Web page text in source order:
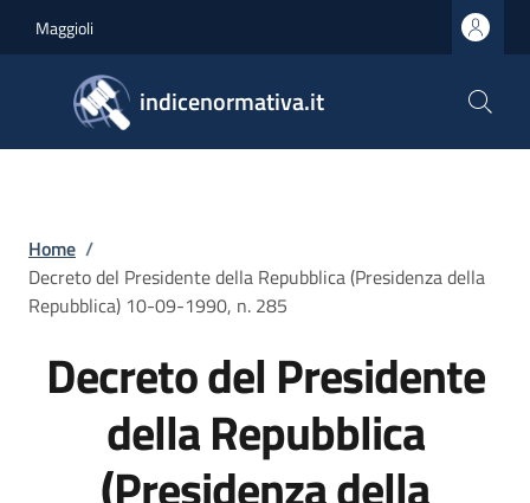
Maggioli
indicenormativa.it
Briciole di pane
Home /
Decreto del Presidente della Repubblica (Presidenza della
Repubblica) 10-09-1990, n. 285
Decreto del Presidente
della Repubblica